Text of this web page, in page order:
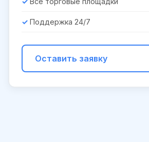
Поддержка 24/7
Оставить заявку